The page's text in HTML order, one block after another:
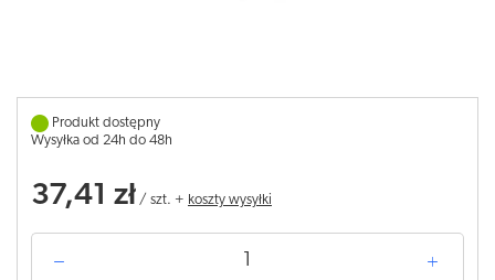
Produkt dostępny
Wysyłka od 24h do 48h
37,41 zł / szt. + koszty wysyłki